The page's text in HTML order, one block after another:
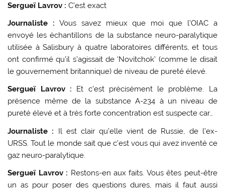
Sergueï Lavrov : C’est exact
Journaliste : Vous savez mieux que moi que l’OIAC a
envoyé les échantillons de la substance neuro-paralytique
utilisée à Salisbury à quatre laboratoires différents, et tous
ont confirmé qu’il s’agissait de ‘Novitchok’ (comme le disait
le gouvernement britannique) de niveau de pureté élevé.
Sergueï Lavrov : Et c’est précisément le problème. La
présence même de la substance A-234 à un niveau de
pureté élevé et à très forte concentration est suspecte car…
Journaliste : Il est clair qu’elle vient de Russie, de l’ex-
URSS. Tout le monde sait que c’est vous qui avez inventé ce
gaz neuro-paralytique.
Sergueï Lavrov : Restons-en aux faits. Vous êtes peut-être
un as pour poser des questions dures, mais il faut aussi